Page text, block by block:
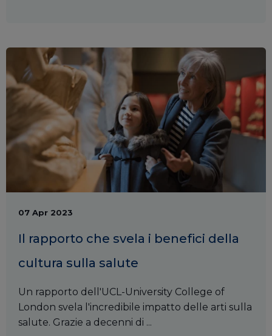
07 Apr 2023
Il rapporto che svela i benefici della
cultura sulla salute
Un rapporto dell'UCL-University College of
London svela l'incredibile impatto delle arti sulla
salute. Grazie a decenni di ...